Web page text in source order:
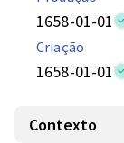
1658-01-01
Criação
1658-01-01
Contexto